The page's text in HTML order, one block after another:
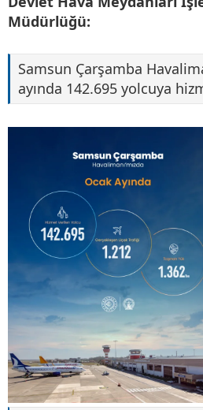
Müdürlüğü:
Samsun Çarşamba
ayında 142.695 yolcuya